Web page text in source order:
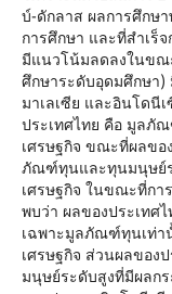
บ์-ดักลาส ผลการศึกษ
การศึกษา และที่สำเร็
มีแนวโน้มลดลงในขณ
ศึกษาระดับอุดมศึกษา)
มาเลเซีย และอินโดนี
ประเทศไทย คือ มูลภั
เศรษฐกิจ ขณะที่ผลขอ
ภัณฑ์ทุนและทุนมนุษย์ร
เศรษฐกิจ ในขณะที่กา
พบว่า ผลของประเทศ
เฉพาะมูลภัณฑ์ทุนเท่า
เศรษฐกิจ ส่วนผลของ
มนุษย์ระดับสูงที่มีผลกร